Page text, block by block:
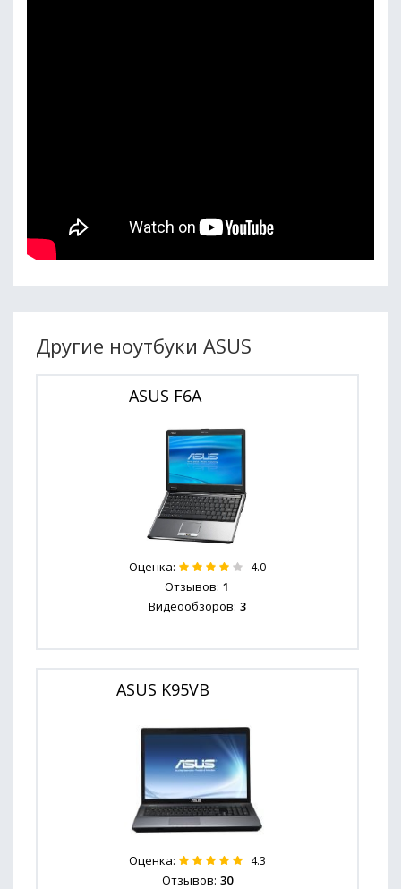
Другие ноутбуки ASUS
ASUS F6A
Оценка: 4.0
Отзывов: 1
Видеообзоров: 3
ASUS K95VB
Оценка: 4.3
Отзывов: 30